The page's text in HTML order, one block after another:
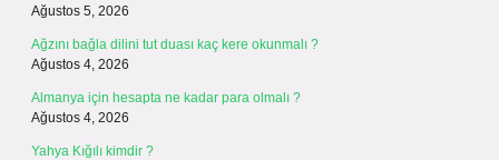
Ağustos 5, 2026
Ağzını bağla dilini tut duası kaç kere okunmalı ?
Ağustos 4, 2026
Almanya için hesapta ne kadar para olmalı ?
Ağustos 4, 2026
Yahya Kığılı kimdir ?